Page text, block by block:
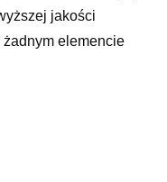
jakości
żadnym elemencie